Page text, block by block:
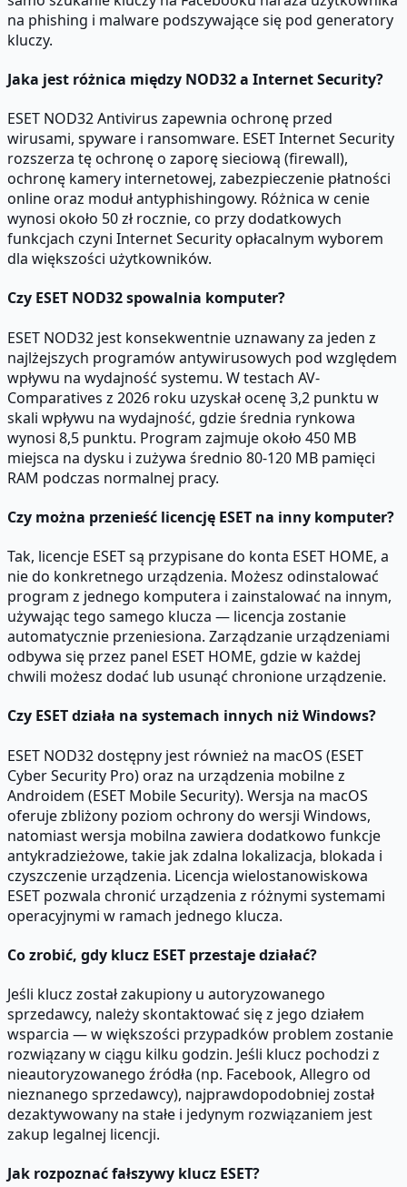
na phishing i malware podszywające się pod generatory
kluczy.
Jaka jest różnica między NOD32 a Internet Security?
ESET NOD32 Antivirus zapewnia ochronę przed
wirusami, spyware i ransomware. ESET Internet Security
rozszerza tę ochronę o zaporę sieciową (firewall),
ochronę kamery internetowej, zabezpieczenie płatności
online oraz moduł antyphishingowy. Różnica w cenie
wynosi około 50 zł rocznie, co przy dodatkowych
funkcjach czyni Internet Security opłacalnym wyborem
dla większości użytkowników.
Czy ESET NOD32 spowalnia komputer?
ESET NOD32 jest konsekwentnie uznawany za jeden z
najlżejszych programów antywirusowych pod względem
wpływu na wydajność systemu. W testach AV-
Comparatives z 2026 roku uzyskał ocenę 3,2 punktu w
skali wpływu na wydajność, gdzie średnia rynkowa
wynosi 8,5 punktu. Program zajmuje około 450 MB
miejsca na dysku i zużywa średnio 80-120 MB pamięci
RAM podczas normalnej pracy.
Czy można przenieść licencję ESET na inny komputer?
Tak, licencje ESET są przypisane do konta ESET HOME, a
nie do konkretnego urządzenia. Możesz odinstalować
program z jednego komputera i zainstalować na innym,
używając tego samego klucza — licencja zostanie
automatycznie przeniesiona. Zarządzanie urządzeniami
odbywa się przez panel ESET HOME, gdzie w każdej
chwili możesz dodać lub usunąć chronione urządzenie.
Czy ESET działa na systemach innych niż Windows?
ESET NOD32 dostępny jest również na macOS (ESET
Cyber Security Pro) oraz na urządzenia mobilne z
Androidem (ESET Mobile Security). Wersja na macOS
oferuje zbliżony poziom ochrony do wersji Windows,
natomiast wersja mobilna zawiera dodatkowo funkcje
antykradzieżowe, takie jak zdalna lokalizacja, blokada i
czyszczenie urządzenia. Licencja wielostanowiskowa
ESET pozwala chronić urządzenia z różnymi systemami
operacyjnymi w ramach jednego klucza.
Co zrobić, gdy klucz ESET przestaje działać?
Jeśli klucz został zakupiony u autoryzowanego
sprzedawcy, należy skontaktować się z jego działem
wsparcia — w większości przypadków problem zostanie
rozwiązany w ciągu kilku godzin. Jeśli klucz pochodzi z
nieautoryzowanego źródła (np. Facebook, Allegro od
nieznanego sprzedawcy), najprawdopodobniej został
dezaktywowany na stałe i jedynym rozwiązaniem jest
zakup legalnej licencji.
Jak rozpoznać fałszywy klucz ESET?